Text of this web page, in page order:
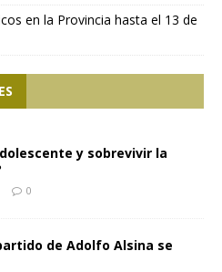
en la Provincia hasta el 13 de
y sobrevivir la
0
de Adolfo Alsina se